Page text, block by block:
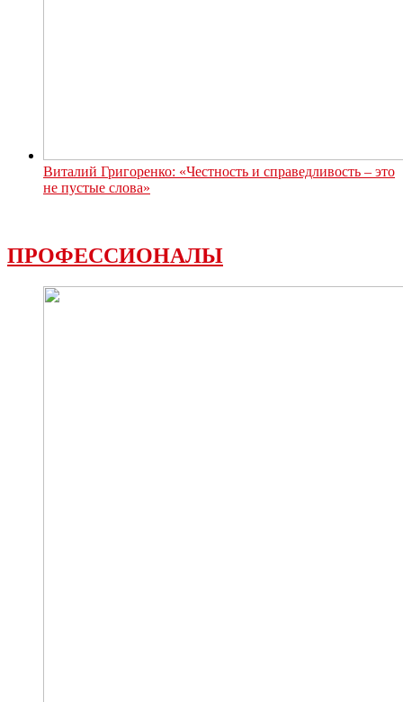
Виталий Григоренко: «Честность и справедливость – это
не пустые слова»
ПРОФЕССИОНАЛЫ